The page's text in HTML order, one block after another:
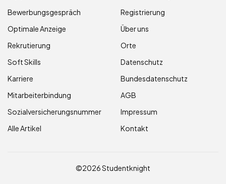
Bewerbungsgespräch
Optimale Anzeige
Rekrutierung
Soft Skills
Karriere
Mitarbeiterbindung
Sozialversicherungsnummer
Alle Artikel
Registrierung
Über uns
Orte
Datenschutz
Bundesdatenschutz
AGB
Impressum
Kontakt
©2026 Studentknight